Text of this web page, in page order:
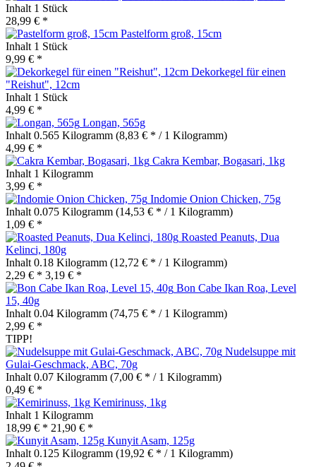
Inhalt 1 Stück
28,99 € *
Pastelform groß, 15cm
Inhalt 1 Stück
9,99 € *
Dekorkegel für einen
"Reishut", 12cm
Inhalt 1 Stück
4,99 € *
Longan, 565g
Inhalt 0.565 Kilogramm (8,83 € * / 1 Kilogramm)
4,99 € *
Cakra Kembar, Bogasari, 1kg
Inhalt 1 Kilogramm
3,99 € *
Indomie Onion Chicken, 75g
Inhalt 0.075 Kilogramm (14,53 € * / 1 Kilogramm)
1,09 € *
Roasted Peanuts, Dua
Kelinci, 180g
Inhalt 0.18 Kilogramm (12,72 € * / 1 Kilogramm)
2,29 € * 3,19 € *
Bon Cabe Ikan Roa, Level
15, 40g
Inhalt 0.04 Kilogramm (74,75 € * / 1 Kilogramm)
2,99 € *
TIPP!
Nudelsuppe mit
Gulai-Geschmack, ABC, 70g
Inhalt 0.07 Kilogramm (7,00 € * / 1 Kilogramm)
0,49 € *
Kemirinuss, 1kg
Inhalt 1 Kilogramm
18,99 € * 21,90 € *
Kunyit Asam, 125g
Inhalt 0.125 Kilogramm (19,92 € * / 1 Kilogramm)